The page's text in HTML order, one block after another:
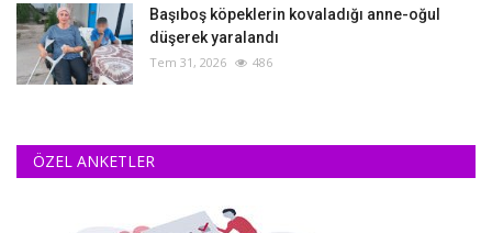
Başıboş köpeklerin kovaladığı anne-oğul
düşerek yaralandı
Tem 31, 2026 486
ÖZEL ANKETLER